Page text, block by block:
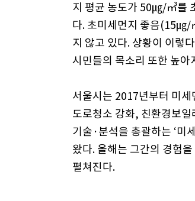
지 평균 농도가 50㎍/㎥를
다. 초미세먼지 좋음(15㎍/
지 않고 있다. 상황이 이렇
시민들의 목소리 또한 높아
서울시는 2017년부터 미
도로청소 강화, 친환경보
기술·분석을 총괄하는 ‘미
왔다. 올해는 그간의 경험
펼쳐진다.